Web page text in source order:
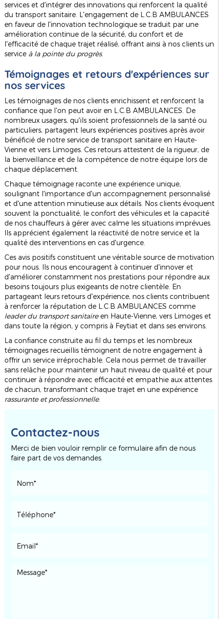
services et d'intégrer des innovations qui renforcent la qualité
du transport sanitaire. L'engagement de L.C.B AMBULANCES
en faveur de l'innovation technologique se traduit par une
amélioration continue de la sécurité, du confort et de
l'efficacité de chaque trajet réalisé, offrant ainsi à nos clients un
service à la pointe du progrès.
Témoignages et retours d'expériences sur
nos services
Les témoignages de nos clients enrichissent et renforcent la
confiance que l'on peut avoir en L.C.B AMBULANCES. De
nombreux usagers, qu'ils soient professionnels de la santé ou
particuliers, partagent leurs expériences positives après avoir
bénéficié de notre service de transport sanitaire en Haute-
Vienne et vers Limoges. Ces retours attestent de la rigueur, de
la bienveillance et de la compétence de notre équipe lors de
chaque déplacement.
Chaque témoignage raconte une expérience unique,
soulignant l'importance d'un accompagnement personnalisé
et d'une attention minutieuse aux détails. Nos clients évoquent
souvent la ponctualité, le confort des véhicules et la capacité
de nos chauffeurs à gérer avec calme les situations imprévues.
Ils apprécient également la réactivité de notre service et la
qualité des interventions en cas d'urgence.
Ces avis positifs constituent une véritable source de motivation
pour nous. Ils nous encouragent à continuer d'innover et
d'améliorer constamment nos prestations pour répondre aux
besoins toujours plus exigeants de notre clientèle. En
partageant leurs retours d'expérience, nos clients contribuent
à renforcer la réputation de L.C.B AMBULANCES comme
leader du transport sanitaireen Haute-Vienne, vers Limoges et
dans toute la région, y compris à Feytiat et dans ses environs.
La confiance construite au fil du temps et les nombreux
témoignages recueillis témoignent de notre engagement à
offrir un service irréprochable. Cela nous permet de travailler
sans relâche pour maintenir un haut niveau de qualité et pour
continuer à répondre avec efficacité et empathie aux attentes
de chacun, transformant chaque trajet en une expérience
rassurante et professionnelle.
Contactez-nous
Merci de bien vouloir remplir ce formulaire afin de nous
faire part de vos demandes.